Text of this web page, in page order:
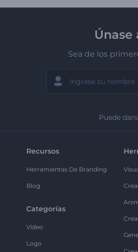
Sea de los
Puede
Recursos
Herramientas De Branding
Blog
Categorías
Vídeo
Logo